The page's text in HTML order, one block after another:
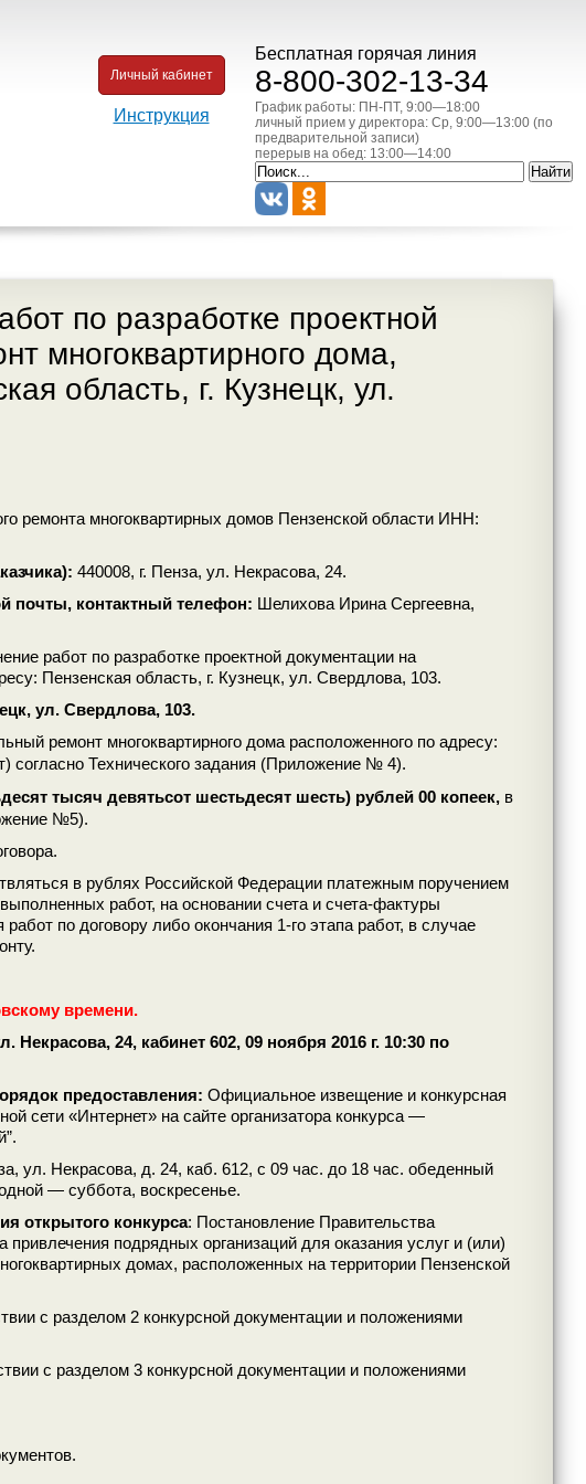
Бесплатная горячая линия
8-800-302-13-34
График работы: ПН-ПТ, 9:00—18:00
личный прием у директора: Ср, 9:00—13:00 (по
предварительной записи)
перерыв на обед: 13:00—14:00
Личный кабинет
Инструкция
по разработке проектной
многоквартирного дома,
область, г. Кузнецк, ул.
ремонта многоквартирных домов Пензенской области ИНН:
440008, г. Пенза, ул. Некрасова, 24.
почты, контактный телефон: Шелихова Ирина Сергеевна,
работ по разработке проектной документации на
Пензенская область, г. Кузнецк, ул. Свердлова, 103.
ул. Свердлова, 103.
ремонт многоквартирного дома расположенного по адресу:
согласно Технического задания (Приложение № 4).
тысяч девятьсот шестьдесят шесть) рублей 00 копеек, в
№5).
в рублях Российской Федерации платежным поручением
работ, на основании счета и счета-фактуры
по договору либо окончания 1-го этапа работ, в случае
времени.
24, кабинет 602, 09 ноября 2016 г. 10:30 по
предоставления:Официальное извещение и конкурсная
сети «Интернет» на сайте организатора конкурса —
ул. Некрасова, д. 24, каб. 612, с 09 час. до 18 час. обеденный
— суббота, воскресенье.
открытого конкурса: Постановление Правительства
подрядных организаций для оказания услуг и (или)
домах, расположенных на территории Пензенской
с разделом 2 конкурсной документации и положениями
с разделом 3 конкурсной документации и положениями